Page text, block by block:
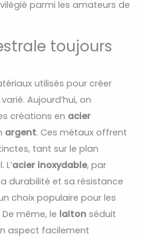
parmi les amateurs de
toujours
utilisés pour créer
Aujourd’hui, on
créations en acier
argent. Ces métaux offrent
tant sur le plan
acier inoxydable, par
durabilité et sa résistance
choix populaire pour les
même, le laiton séduit
aspect facilement